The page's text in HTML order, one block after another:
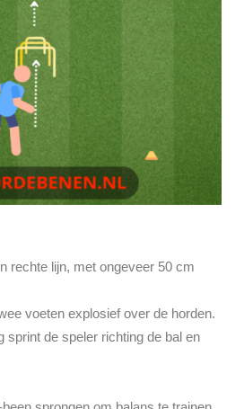
rechte lijn, met ongeveer 50 cm
voeten explosief over de horden.
sprint de speler richting de bal en